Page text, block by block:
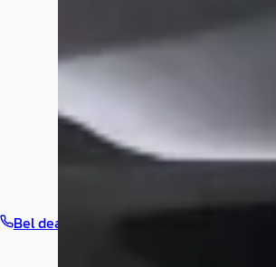
Bel dealer